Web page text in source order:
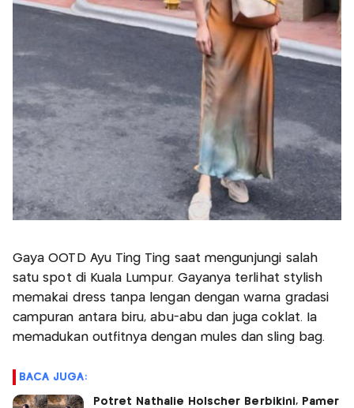
Gaya OOTD Ayu Ting Ting saat mengunjungi salah
satu spot di Kuala Lumpur. Gayanya terlihat stylish
memakai dress tanpa lengan dengan warna gradasi
campuran antara biru, abu-abu dan juga coklat. Ia
memadukan outfitnya dengan mules dan sling bag.
BACA JUGA:
Potret Nathalie Holscher Berbikini, Pamer